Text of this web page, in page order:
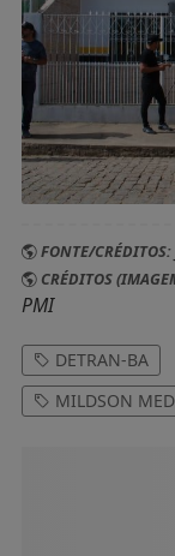
FONTE/CRÉDITOS:
CRÉDITOS
PMI
DETRAN-BA
MILDSON